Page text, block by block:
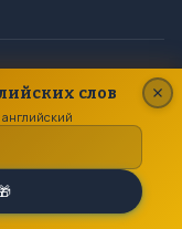
защищены.
запрещено.
слов